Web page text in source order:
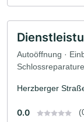
Autoöffnung ·
Herzberger
0.0